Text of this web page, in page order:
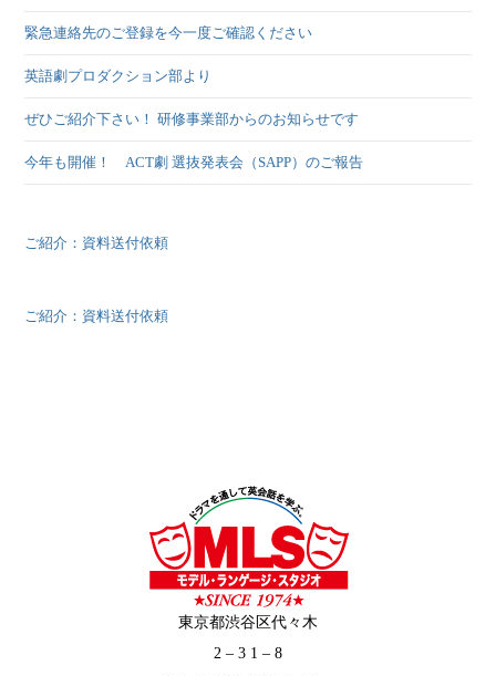
緊急連絡先のご登録を今一度ご確認ください
英語劇プロダクション部より
ぜひご紹介下さい！ 研修事業部からのお知らせです
今年も開催！ ACT劇 選抜発表会（SAPP）のご報告
ご紹介：資料送付依頼
ご紹介：資料送付依頼
東京都渋谷区代々木
2 – 3 1 – 8